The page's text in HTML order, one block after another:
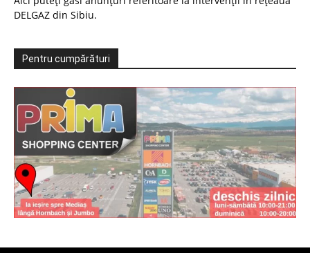
DELGAZ din Sibiu.
Pentru cumpărături